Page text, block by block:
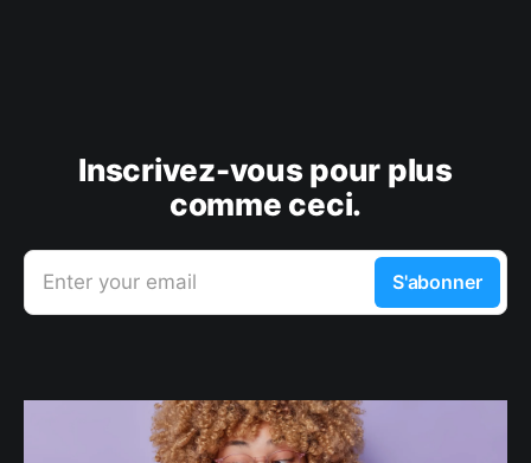
Inscrivez-vous pour plus
comme ceci.
Enter your email S'abonner